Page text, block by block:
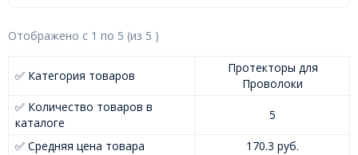
Отображено с 1 по 5 (из 5 )
✅ Категория товаров
Протекторы для
Проволоки
✅ Количество товаров в
каталоге
5
✅ Средняя цена товара
170.3 руб.